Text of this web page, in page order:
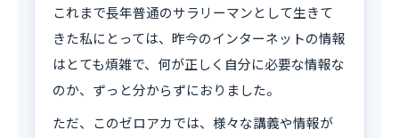
これまで長年普通のサラリーマンとして生きて
きた私にとっては、昨今のインターネットの情報
はとても煩雑で、何が正しく自分に必要な情報な
のか、ずっと分からずにおりました。
ただ、このゼロアカでは、様々な講義や情報が